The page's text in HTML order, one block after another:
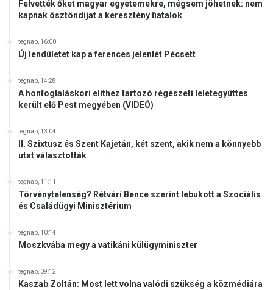
Felvették őket magyar egyetemekre, mégsem jöhetnek: nem
kapnak ösztöndíjat a keresztény fiatalok
tegnap, 16:00
Új lendületet kap a ferences jelenlét Pécsett
tegnap, 14:28
A honfoglaláskori elithez tartozó régészeti leletegyüttes
került elő Pest megyében (VIDEÓ)
tegnap, 13:04
II. Szixtusz és Szent Kajetán, két szent, akik nem a könnyebb
utat választották
tegnap, 11:11
Törvénytelenség? Rétvári Bence szerint lebukott a Szociális
és Családügyi Minisztérium
tegnap, 10:14
Moszkvába megy a vatikáni külügyminiszter
tegnap, 09:12
Kaszab Zoltán: Most lett volna valódi szükség a közmédiára